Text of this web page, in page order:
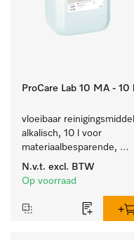
ProCare Lab 10 MA - 10 l
vloeibaar
alkalisch, 10 l voor
materiaalbesparende,
machinale reiniging van
laboratoriumglasw. en -
N.v.t. excl. BTW
Op voorraad